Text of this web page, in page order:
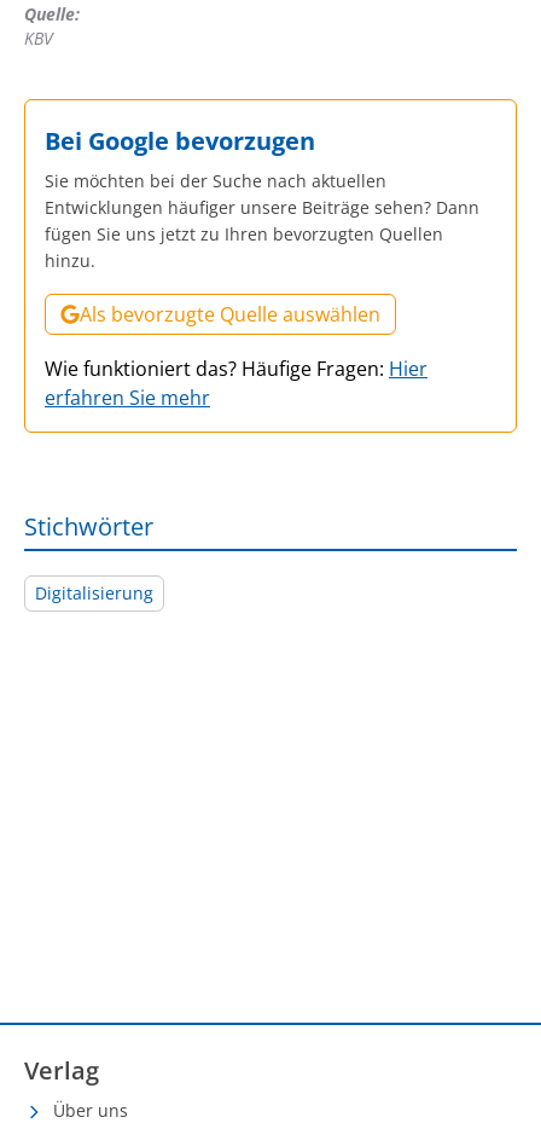
Quelle:
KBV
Bei Google bevorzugen
Sie möchten bei der Suche nach aktuellen
Entwicklungen häufiger unsere Beiträge sehen? Dann
fügen Sie uns jetzt zu Ihren bevorzugten Quellen
hinzu.
Als bevorzugte Quelle auswählen
Wie funktioniert das? Häufige Fragen: Hier
erfahren Sie mehr
Stichwörter
Digitalisierung
Verlag
Über uns